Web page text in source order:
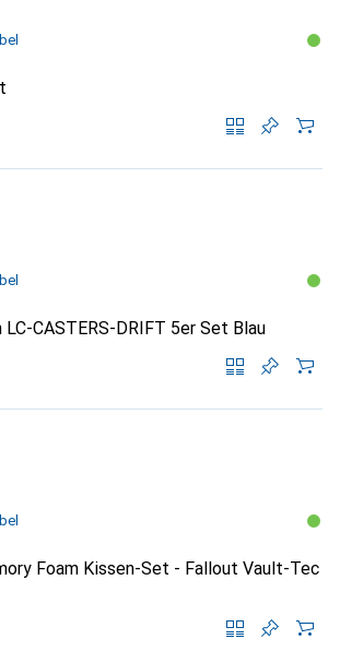
LC-CASTERS-DRIFT 5er Set Blau
Foam Kissen-Set - Fallout Vault-Tec